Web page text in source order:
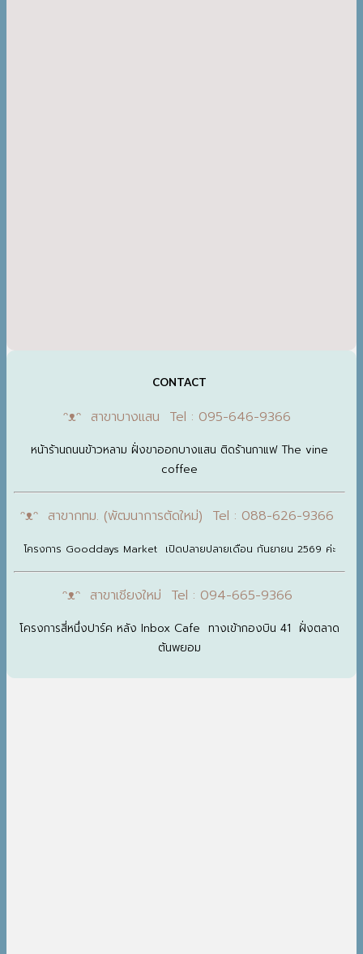
CONTACT
ᵔᴥᵔ สาขาบางแสน Tel : 095-646-9366
หน้าร้านถนนข้าวหลาม ฝั่งขาออกบางแสน ติดร้านกาแฟ The vine
coffee
ᵔᴥᵔ สาขากทม. (พัฒนาการตัดใหม่) Tel : 088-626-9366
โครงการ Gooddays Market เปิดปลายปลายเดือน กันยายน 2569 ค่ะ
ᵔᴥᵔ สาขาเชียงใหม่ Tel : 094-665-9366
โครงการสี่หนึ่งปาร์ค หลัง Inbox Cafe ทางเข้ากองบิน 41 ฝั่งตลาด
ต้นพยอม